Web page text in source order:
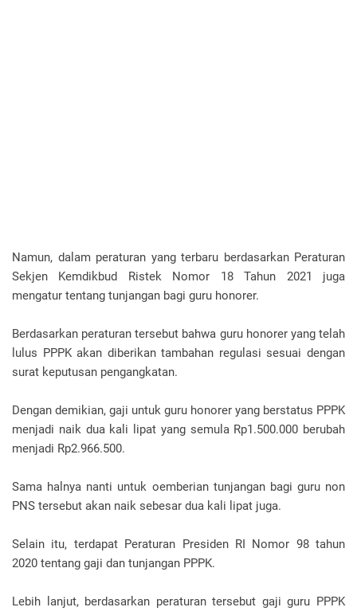
Namun, dalam peraturan yang terbaru berdasarkan Peraturan
Sekjen Kemdikbud Ristek Nomor 18 Tahun 2021 juga
mengatur tentang tunjangan bagi guru honorer.
Berdasarkan peraturan tersebut bahwa guru honorer yang telah
lulus PPPK akan diberikan tambahan regulasi sesuai dengan
surat keputusan pengangkatan.
Dengan demikian, gaji untuk guru honorer yang berstatus PPPK
menjadi naik dua kali lipat yang semula Rp1.500.000 berubah
menjadi Rp2.966.500.
Sama halnya nanti untuk oemberian tunjangan bagi guru non
PNS tersebut akan naik sebesar dua kali lipat juga.
Selain itu, terdapat Peraturan Presiden RI Nomor 98 tahun
2020 tentang gaji dan tunjangan PPPK.
Lebih lanjut, berdasarkan peraturan tersebut gaji guru PPPK